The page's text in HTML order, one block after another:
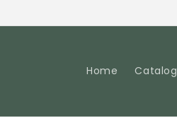
conteúdo
Home Catalog